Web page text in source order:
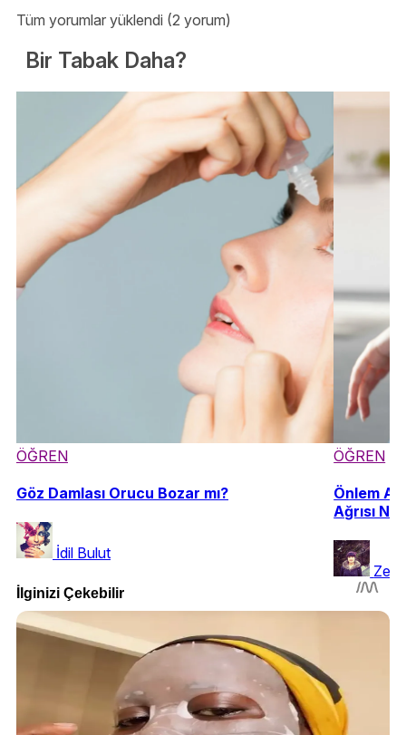
Tüm yorumlar yüklendi (2 yorum)
Bir Tabak Daha?
ÖĞREN
Göz Damlası Orucu Bozar mı?
İdil Bulut
ÖĞREN
Önlem
Ağrısı